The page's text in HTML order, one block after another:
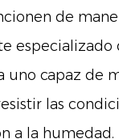
de
capaz de
las
a la humedad.